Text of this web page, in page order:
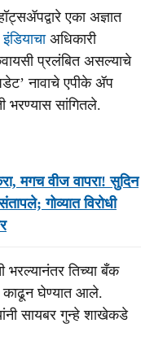
एका अज्ञात
इंडियाचा अधिकारी
प्रलंबित असल्याचे
नावाचे एपीके ॲप
भरण्यास सांगितले.
मगच वीज वापरा! सुदिन
गोव्यात विरोधी
भरल्यानंतर तिच्या बँक
काढून घेण्यात आले.
सायबर गुन्हे शाखेकडे